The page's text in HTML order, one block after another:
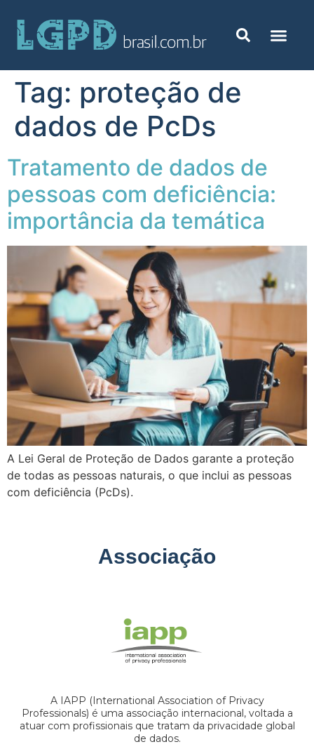
Tag: proteção de
dados de PcDs
Tratamento de dados de
pessoas com deficiência:
importância da temática
A Lei Geral de Proteção de Dados garante a proteção
de todas as pessoas naturais, o que inclui as pessoas
com deficiência (PcDs).
Associação
A IAPP (International Association of Privacy
Professionals) é uma associação internacional, voltada a
atuar com profissionais que tratam da privacidade global
de dados.